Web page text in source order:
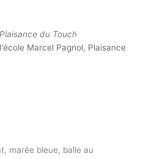
du Touch
Marcel Pagnol, Plaisance
marée bleue, balle au